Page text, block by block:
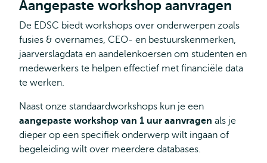
Aangepaste workshop aanvragen
De EDSC biedt workshops over onderwerpen zoals
fusies & overnames, CEO- en bestuurskenmerken,
jaarverslagdata en aandelenkoersen om studenten en
medewerkers te helpen effectief met financiële data
te werken.
Naast onze standaardworkshops kun je een
aangepaste workshop van 1 uur aanvragen als je
dieper op een specifiek onderwerp wilt ingaan of
begeleiding wilt over meerdere databases.